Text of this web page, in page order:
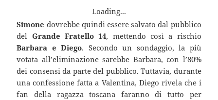
Loading...
Simone dovrebbe quindi essere salvato dal pubblico
del Grande Fratello 14, mettendo così a rischio
Barbara e Diego. Secondo un sondaggio, la più
votata all’eliminazione sarebbe Barbara, con l’80%
dei consensi da parte del pubblico. Tuttavia, durante
una confessione fatta a Valentina, Diego rivela che i
fan della ragazza toscana faranno di tutto per